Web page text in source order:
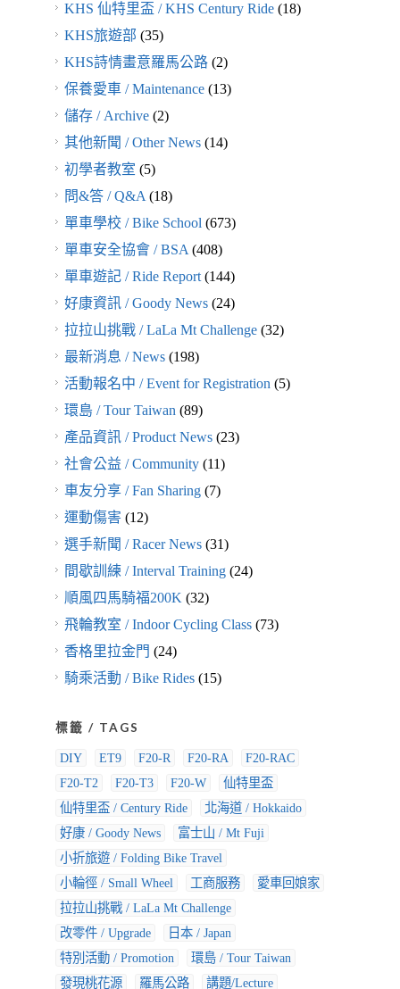
KHS 仙特里盃 / KHS Century Ride(18)
KHS旅遊部 (35)
KHS詩情畫意羅馬公路(2)
保養愛車 / Maintenance(13)
儲存 / Archive(2)
其他新聞 / Other News(14)
初學者教室 (5)
問&答 / Q&A(18)
單車學校 / Bike School(673)
單車安全協會 / BSA(408)
單車遊記 / Ride Report(144)
好康資訊 / Goody News(24)
拉拉山挑戰 / LaLa Mt Challenge(32)
最新消息 / News(198)
活動報名中 / Event for Registration(5)
環島 / Tour Taiwan(89)
產品資訊 / Product News(23)
社會公益 / Community(11)
車友分享 / Fan Sharing(7)
運動傷害(12)
選手新聞 / Racer News(31)
間歇訓練 / Interval Training(24)
順風四馬騎福200K(32)
飛輪教室 / Indoor Cycling Class(73)
香格里拉金門 (24)
騎乘活動 / Bike Rides(15)
標籤 / TAGS
DIY ET9 F20-R F20-RA
F20-RAC
F20-T2
F20-T3 F20-W
仙特里盃
仙特里盃 / Century Ride
北海道 / Hokkaido
好康 / Goody News
富士山 / Mt Fuji
小折旅遊 / Folding Bike Travel
小輪徑 / Small Wheel
工商服務
愛車回娘家
拉拉山挑戰 / LaLa Mt Challenge
改零件 / Upgrade
日本 / Japan
特別活動 / Promotion
環島 / Tour Taiwan
發現桃花源
羅馬公路 講題/Lecture